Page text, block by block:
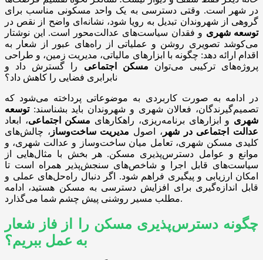
در شهر است. وقتی دسترسی به یک واحد مسکونی مناسب برای
گروهی از شهروندان تبدیل به رویا شود، نشانه‌ای واضح از نقص در
توسعه شهری و فقدان سیاست‌های عدالت‌محور است. این نوشتار
می‌کوشد تصویری روشن و عملیاتی از راه‌های عبور از شعار به
اقدام ارائه دهد: چگونه با ابزارهای مالیاتی، مدیریت زمین، و طراحی
پروژه‌های ترکیبی می‌توان مسکن اجتماعی را گسترش داد و
نابرابری فضایی را کاهش داد؟
در ادامه به صورت کاربردی به موضوعاتی پرداخته می‌شود که
تصمیم‌گیرندگان، فعالان شهری و شهروندان باید بشناسند:توسعه
شهری و ابزارهای برنامه‌ریزی، راهکارهای مسکن اجتماعی، ابعاد
عدالت اجتماعی در شهر ، اصول مدیریت ساخت‌وساز ، چالش‌های
کلیدی مسکن شهری، تعامل میان ساخت‌وساز و عدالت شهری، و
موانع و عوامل دسترس‌پذیری مسکن. هر بخش با مثال‌هایی از
سیاست‌های قابل اجرا و شاخص‌های سنجش‌پذیر همراه است تا
امکان ارزیابی و پیگیری فراهم شود. اگر دنبال راه‌حل‌های عملی و
قابل اندازه‌گیری برای افزایش دسترسی به مسکن هستید، ادامه
مطلب مسیر روشنی پیش چشم شما می‌گذارد.
چگونه دسترس‌پذیری مسکن را از فاز شعار
به عمل ببریم؟